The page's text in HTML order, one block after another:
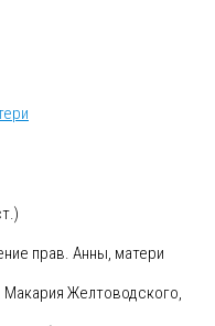
прав. Анны, матери
Макария Желтоводского,